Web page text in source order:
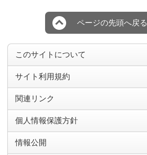
ページの先頭へ戻る
このサイトについて
サイト利用規約
関連リンク
個人情報保護方針
情報公開